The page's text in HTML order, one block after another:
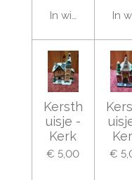
In winkelwagen
In
Kersth
uisje -
Kerk
€ 5,00 €